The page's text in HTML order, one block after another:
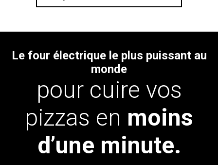
Le four électrique le plus puissant au
monde
pour cuire vos
pizzas en moins
d’une minute.